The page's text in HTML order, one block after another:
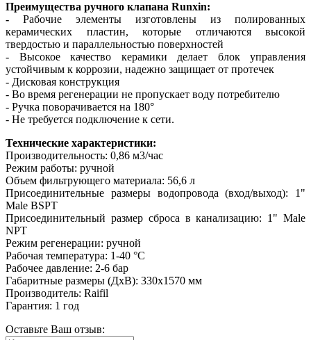
Преимущества ручного клапана Runxin:
- Рабочие элементы изготовлены из полированных
керамических пластин, которые отличаются высокой
твердостью и параллельностью поверхностей
- Высокое качество керамики делает блок управления
устойчивым к коррозии, надежно защищает от протечек
- Дисковая конструкция
- Во время регенерации не пропускает воду потребителю
- Ручка поворачивается на 180°
- Не требуется подключение к сети.
Технические характеристики:
Производительность: 0,86 м3/час
Режим работы: ручной
Объем фильтрующего материала: 56,6 л
Присоединительные размеры водопровода (вход/выход): 1"
Male BSPT
Присоединительный размер сброса в канализацию: 1" Male
NPT
Режим регенерации: ручной
Рабочая температура: 1-40 °С
Рабочее давление: 2-6 бар
Габаритные размеры (ДхВ): 330х1570 мм
Производитель: Raifil
Гарантия: 1 год
Оставьте Ваш отзыв: